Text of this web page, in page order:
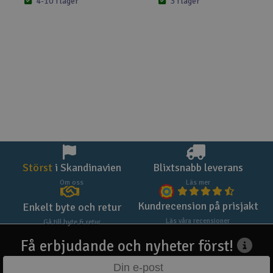
Störst i Skandinavien
Om oss
Blixtsnabb leverans
Läs mer
Enkelt byte och retur
Gå till byte & retur
Kundrecension på prisjakt
Läs våra recensioner
Få erbjudande och nyheter först!